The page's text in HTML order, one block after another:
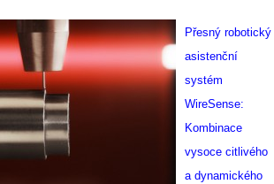
Přesný robotický
asistenční
systém
WireSense:
Kombinace
vysoce citlivého
a dynamického